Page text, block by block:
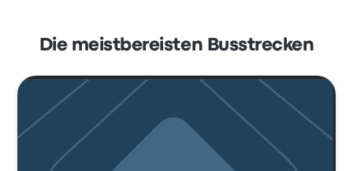
Die meistbereisten Busstrecken